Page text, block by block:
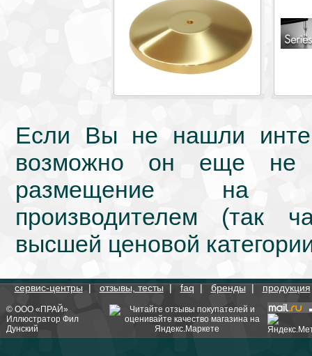
Если Вы не нашли
возможно он еще не
размещение на
производителем (так
высшей ценовой
сервис-центры|отзывы, тесты|faq|бренды|продукция
© ООО «ПРАЙ»
Иллюстратор Фил
Дунский